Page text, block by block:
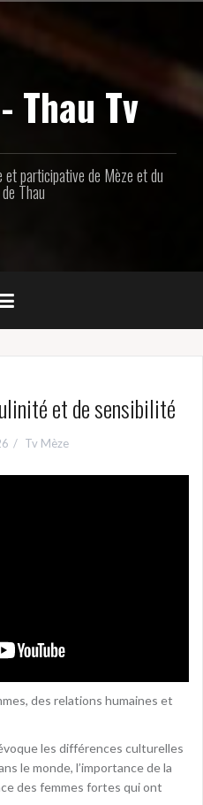
Thau Tv
et participative de Mèze et du
Thau
et de sensibilité
Tv Mèze
des relations humaines et
les différences culturelles
le monde, l’importance de la
des femmes fortes qui ont